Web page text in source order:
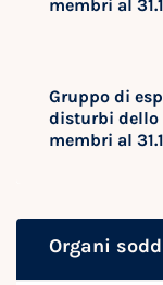
membri al
Gruppo di
disturbi dello
membri al
Organi